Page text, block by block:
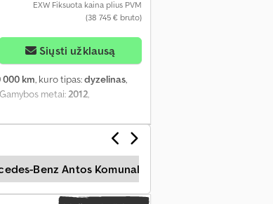
EXW Fiksuota kaina plius PVM
(38 745 € bruto)
Siųsti užklausą
000 km, kuro tipas:dyzelinas,
metai:2012,
Benz Antos Komunalinės Paslaugos